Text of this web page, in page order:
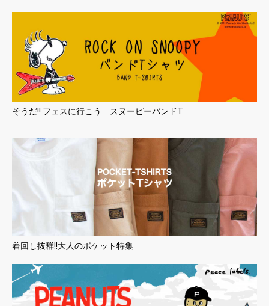
そうだ!! フェスに行こう スヌーピーバンドT
着回し抜群!!大人のポケット特集